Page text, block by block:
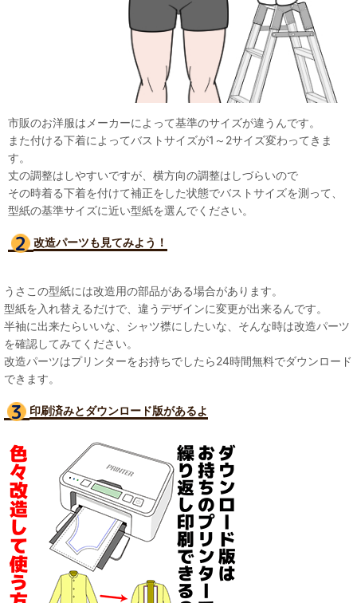
市販のお洋服はメーカーによって基準のサイズが違うんです。
また付ける下着によってバストサイズが1～2サイズ変わってきま
す。
丈の調整はしやすいですが、横方向の調整はしづらいので
その時着る下着を付けて補正をした状態でバストサイズを測って、
型紙の基準サイズに近い型紙を選んでください。
改造パーツも見てみよう！
うさこの型紙には改造用の部品がある場合があります。
型紙を入れ替えるだけで、違うデザインに変更が出来るんです。
半袖に出来たらいいな、シャツ襟にしたいな、そんな時は改造パーツ
を確認してみてください。
改造パーツはプリンターをお持ちでしたら24時間無料でダウンロード
できます。
印刷済みとダウンロード版があるよ